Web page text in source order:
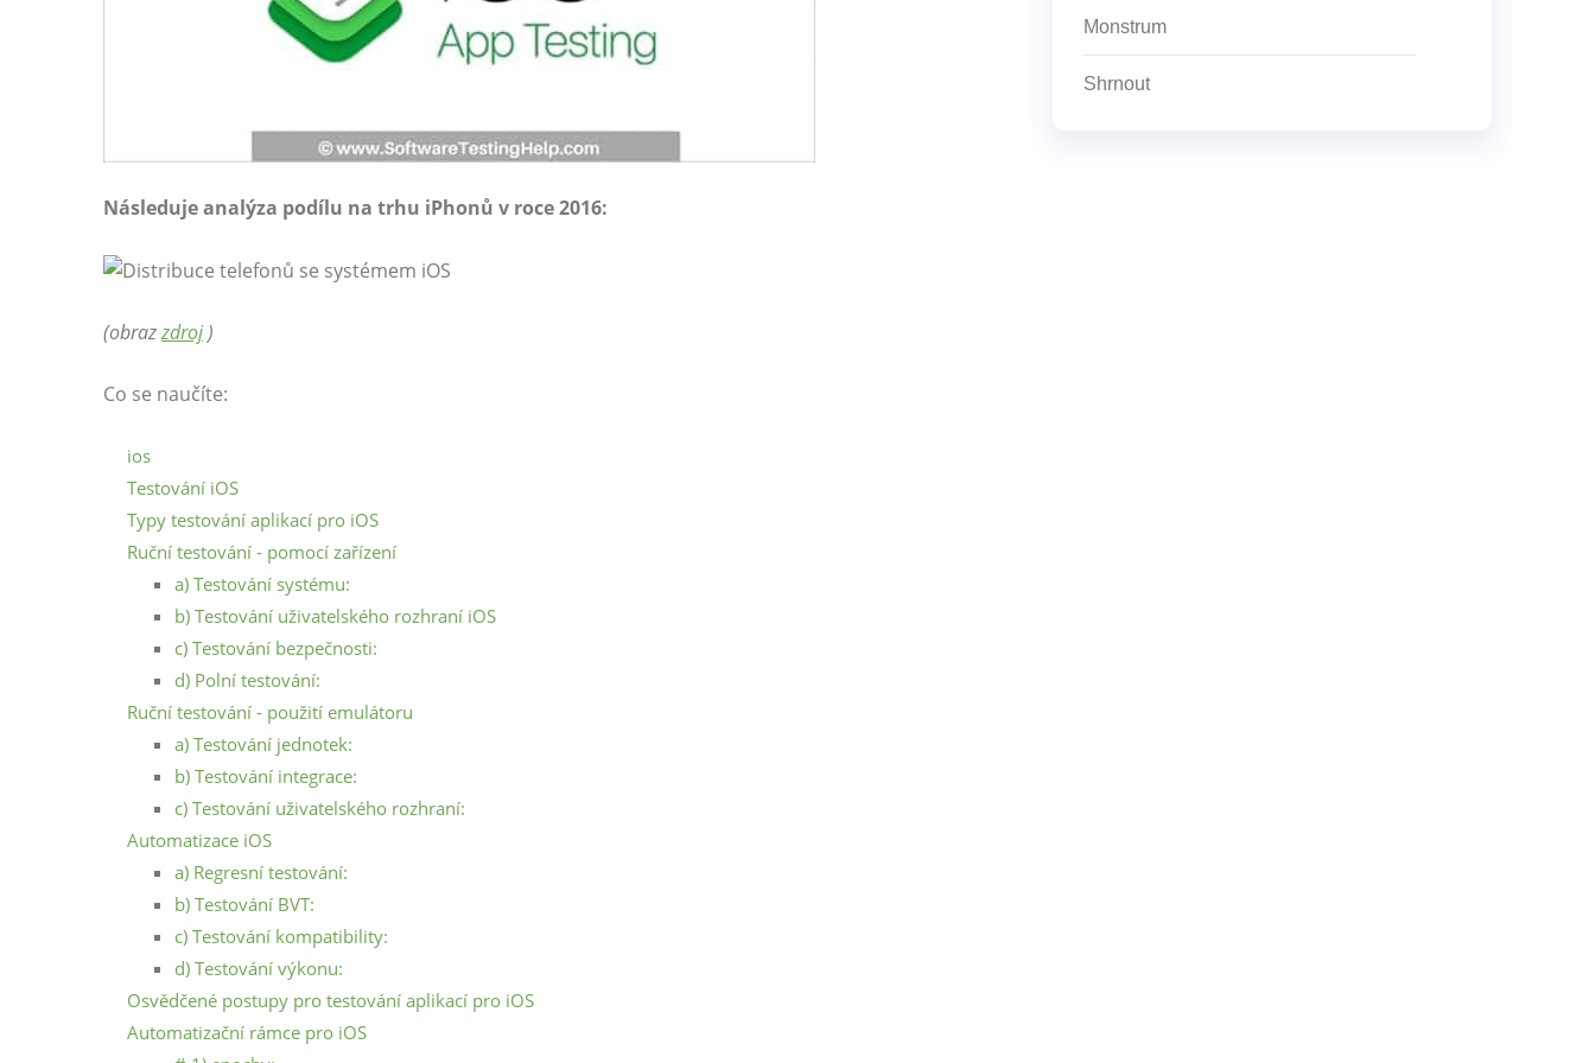
Následuje analýza podílu na trhu iPhonů v roce 2016:
(obrazzdroj)
Co se naučíte:
ios
Testování iOS
Typy testování aplikací pro iOS
Ruční testování - pomocí zařízení
a) Testování systému:
b) Testování uživatelského rozhraní iOS
c) Testování bezpečnosti:
d) Polní testování:
Ruční testování - použití emulátoru
a) Testování jednotek:
b) Testování integrace:
c) Testování uživatelského rozhraní:
Automatizace iOS
a) Regresní testování:
b) Testování BVT:
c) Testování kompatibility:
d) Testování výkonu:
Osvědčené postupy pro testování aplikací pro iOS
Automatizační rámce pro iOS
Monstrum
Shrnout